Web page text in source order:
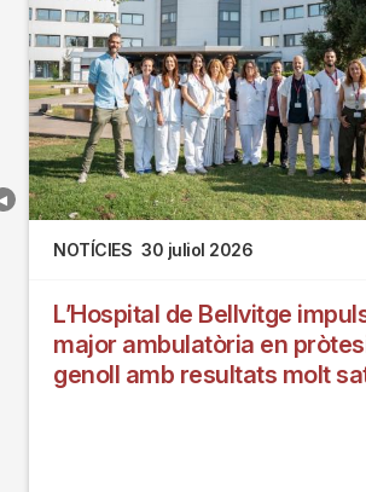
NOTÍCIES 30 juliol 2026
L’Hospital de Bellvitge
major ambulatòria en
genoll amb resultats molt